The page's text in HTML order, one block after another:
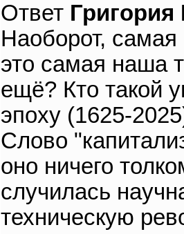
Ответ
Наоборот,
это самая наша
ещё? Кто такой
эпоху (1625-
Слово
оно ничего
случилась
техническую